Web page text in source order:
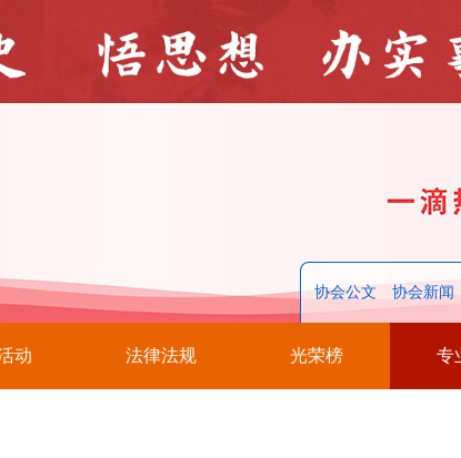
协会公文 协会新闻
动 法律法规 光荣榜 专